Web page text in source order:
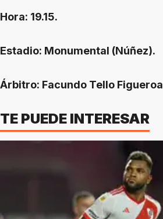
Hora: 19.15.
Estadio: Monumental (Núñez).
Árbitro: Facundo Tello Figueroa
TE PUEDE INTERESAR